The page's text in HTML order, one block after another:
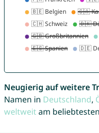
Neugierig auf weitere
Namen in Deutschland,
weltweitam